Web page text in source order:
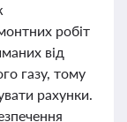
робіт
від
газу, тому
рахунки.